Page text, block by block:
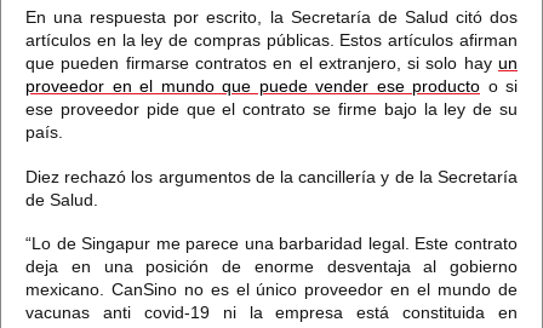
En una respuesta por escrito, la Secretaría de Salud citó dos
artículos en la ley de compras públicas. Estos artículos afirman
que pueden firmarse contratos en el extranjero, si solo hay un
proveedor en el mundo que puede vender ese producto o si
ese proveedor pide que el contrato se firme bajo la ley de su
país.
Diez rechazó los argumentos de la cancillería y de la Secretaría
de Salud.
“Lo de Singapur me parece una barbaridad legal. Este contrato
deja en una posición de enorme desventaja al gobierno
mexicano. CanSino no es el único proveedor en el mundo de
vacunas anti covid-19 ni la empresa está constituida en